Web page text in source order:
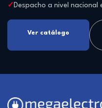
Despacho a nivel nacional
Ver catálogo